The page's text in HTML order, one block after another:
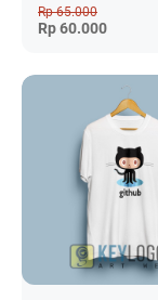
Rp 65.000
Rp 60.000